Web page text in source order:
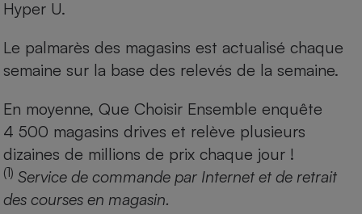
Hyper U.
Le palmarès des magasins est actualisé chaque
semaine sur la base des relevés de la semaine.
En moyenne, Que Choisir Ensemble enquête
4 500 magasins drives et relève plusieurs
dizaines de millions de prix chaque jour !
(1) Service de commande par Internet et de retrait
des courses en magasin.